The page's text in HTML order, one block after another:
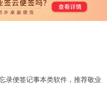
录便签记事本类软件，推荐敬业